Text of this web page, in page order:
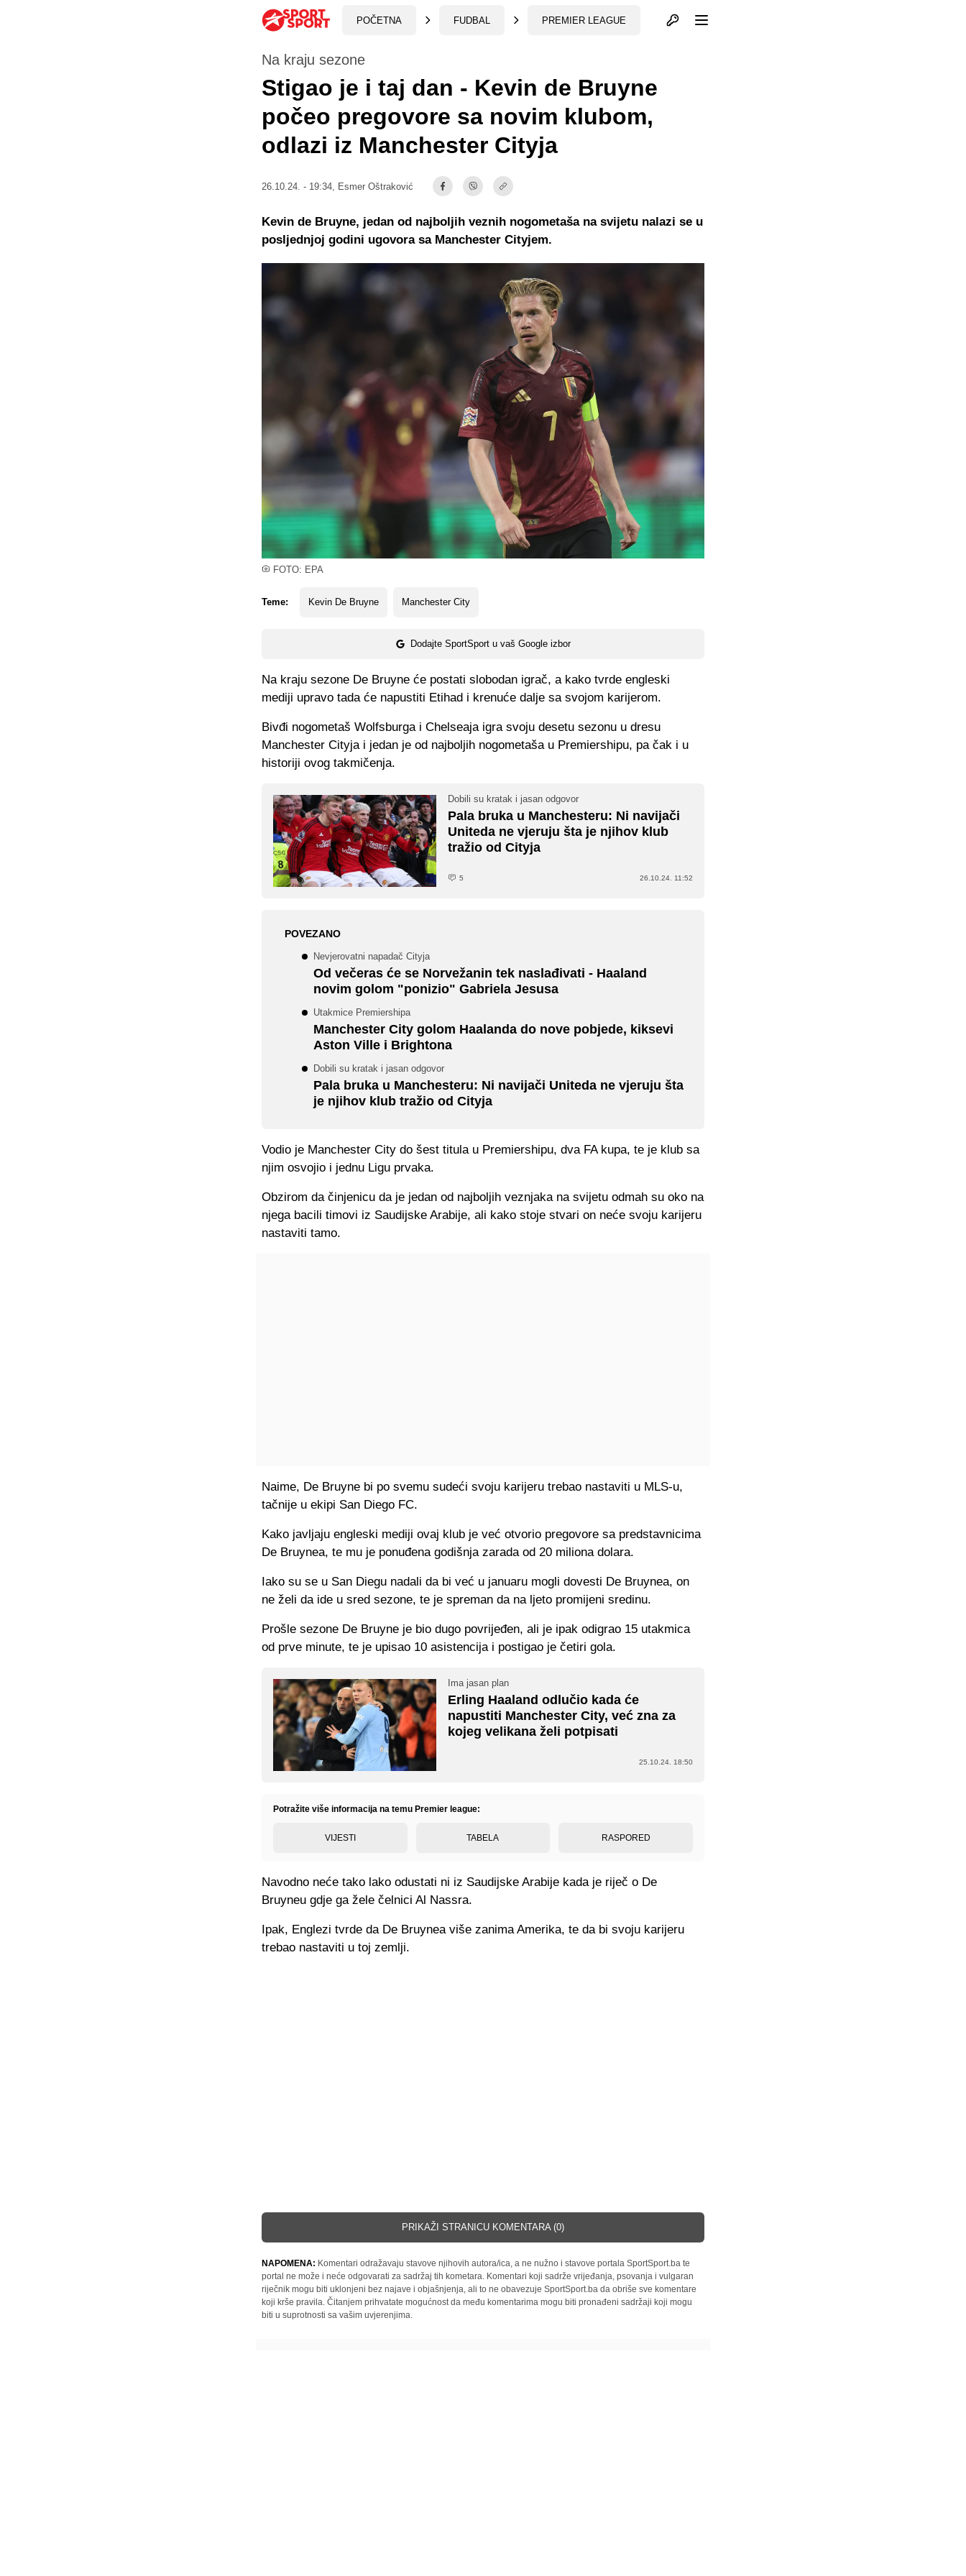
POČETNA FUDBAL PREMIER LEAGUE Otvori profil
FOTO: EPA
Na kraju sezone
Stigao je i taj dan - Kevin de Bruyne
počeo pregovore sa novim klubom,
odlazi iz Manchester Cityja
26.10.24. - 19:34, Esmer Oštraković
Teme: Kevin De Bruyne Manchester City
Dodajte SportSport u vaš Google izbor
Kevin de Bruyne, jedan od najboljih veznih nogometaša na svijetu nalazi se u
posljednjoj godini ugovora sa Manchester Cityjem.
Na kraju sezone De Bruyne će postati slobodan igrač, a kako tvrde engleski
mediji upravo tada će napustiti Etihad i krenuće dalje sa svojom karijerom.
Bivđi nogometaš Wolfsburga i Chelseaja igra svoju desetu sezonu u dresu
Manchester Cityja i jedan je od najboljih nogometaša u Premiershipu, pa čak i u
historiji ovog takmičenja.
Dobili su kratak i jasan odgovor
Pala bruka u Manchesteru: Ni navijači
Uniteda ne vjeruju šta je njihov klub
tražio od Cityja
5 26.10.24. 11:52
POVEZANO
Nevjerovatni napadač Cityja
Od večeras će se Norvežanin tek naslađivati - Haaland
novim golom "ponizio" Gabriela Jesusa
Utakmice Premiershipa
Manchester City golom Haalanda do nove pobjede, kiksevi
Aston Ville i Brightona
Dobili su kratak i jasan odgovor
Pala bruka u Manchesteru: Ni navijači Uniteda ne vjeruju šta
je njihov klub tražio od Cityja
Vodio je Manchester City do šest titula u Premiershipu, dva FA kupa, te je klub sa
njim osvojio i jednu Ligu prvaka.
Obzirom da činjenicu da je jedan od najboljih veznjaka na svijetu odmah su oko na
njega bacili timovi iz Saudijske Arabije, ali kako stoje stvari on neće svoju karijeru
nastaviti tamo.
Naime, De Bruyne bi po svemu sudeći svoju karijeru trebao nastaviti u MLS-u,
tačnije u ekipi San Diego FC.
Kako javljaju engleski mediji ovaj klub je već otvorio pregovore sa predstavnicima
De Bruynea, te mu je ponuđena godišnja zarada od 20 miliona dolara.
Iako su se u San Diegu nadali da bi već u januaru mogli dovesti De Bruynea, on
ne želi da ide u sred sezone, te je spreman da na ljeto promijeni sredinu.
Prošle sezone De Bruyne je bio dugo povrijeđen, ali je ipak odigrao 15 utakmica
od prve minute, te je upisao 10 asistencija i postigao je četiri gola.
Ima jasan plan
Erling Haaland odlučio kada će
napustiti Manchester City, već zna za
kojeg velikana želi potpisati
25.10.24. 18:50
Potražite više informacija na temu Premier league:
VIJESTI TABELA RASPORED
Navodno neće tako lako odustati ni iz Saudijske Arabije kada je riječ o De
Bruyneu gdje ga žele čelnici Al Nassra.
Ipak, Englezi tvrde da De Bruynea više zanima Amerika, te da bi svoju karijeru
trebao nastaviti u toj zemlji.
PRIKAŽI STRANICU KOMENTARA (0)
NAPOMENA: Komentari odražavaju stavove njihovih autora/ica, a ne nužno i stavove portala SportSport.ba te
portal ne može i neće odgovarati za sadržaj tih kometara. Komentari koji sadrže vrijeđanja, psovanja i vulgaran
riječnik mogu biti uklonjeni bez najave i objašnjenja, ali to ne obavezuje SportSport.ba da obriše sve komentare
koji krše pravila. Čitanjem prihvatate mogućnost da među komentarima mogu biti pronađeni sadržaji koji mogu
biti u suprotnosti sa vašim uvjerenjima.